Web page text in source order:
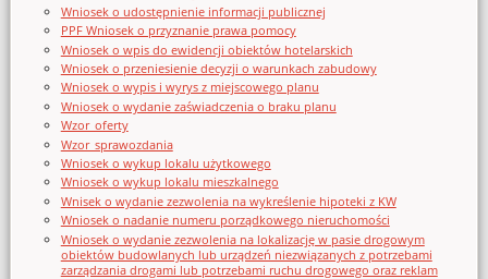
Wniosek o udostępnienie informacji publicznej
PPF Wniosek o przyznanie prawa pomocy
Wniosek o wpis do ewidencji obiektów hotelarskich
Wniosek o przeniesienie decyzji o warunkach zabudowy
Wniosek o wypis i wyrys z miejscowego planu
Wniosek o wydanie zaświadczenia o braku planu
Wzor_oferty
Wzor_sprawozdania
Wniosek o wykup lokalu użytkowego
Wniosek o wykup lokalu mieszkalnego
Wnisek o wydanie zezwolenia na wykreślenie hipoteki z KW
Wniosek o nadanie numeru porządkowego nieruchomości
Wniosek o wydanie zezwolenia na lokalizację w pasie drogowym
obiektów budowlanych lub urządzeń niezwiązanych z potrzebami
zarządzania drogami lub potrzebami ruchu drogowego oraz reklam